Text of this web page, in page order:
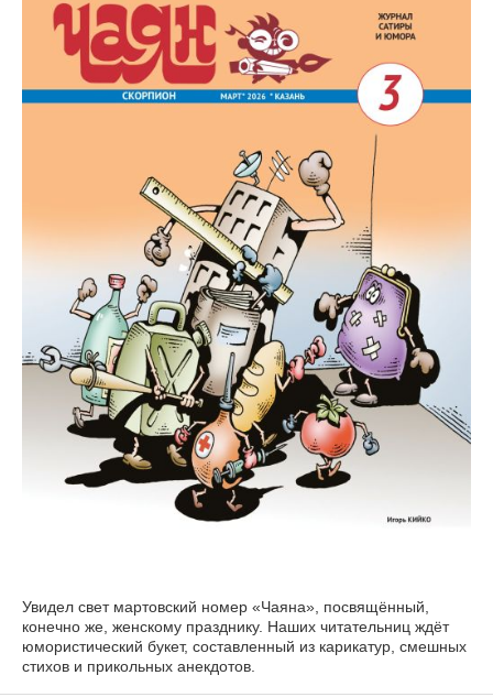
Увидел свет мартовский номер «Чаяна», посвящённый,
конечно же, женскому празднику. Наших читательниц ждёт
юмористический букет, составленный из карикатур, смешных
стихов и прикольных анекдотов.